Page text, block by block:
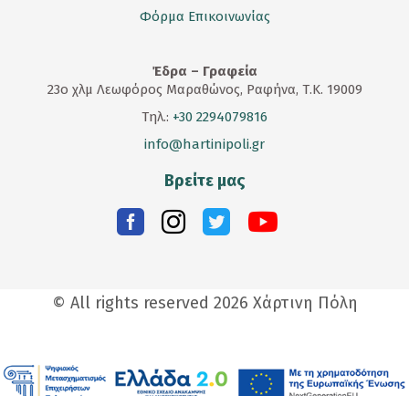
Φόρμα Επικοινωνίας
Έδρα – Γραφεία
23ο χλμ Λεωφόρος Μαραθώνος, Ραφήνα, Τ.Κ. 19009
Τηλ.: +30 2294079816
info@hartinipoli.gr
Βρείτε μας
© All rights reserved 2026 Χάρτινη Πόλη